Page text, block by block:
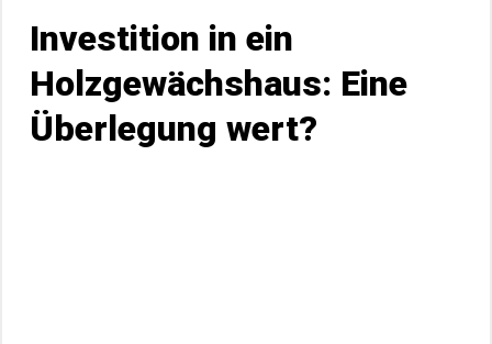
Investition in ein
Holzgewächshaus: Eine
Überlegung wert?